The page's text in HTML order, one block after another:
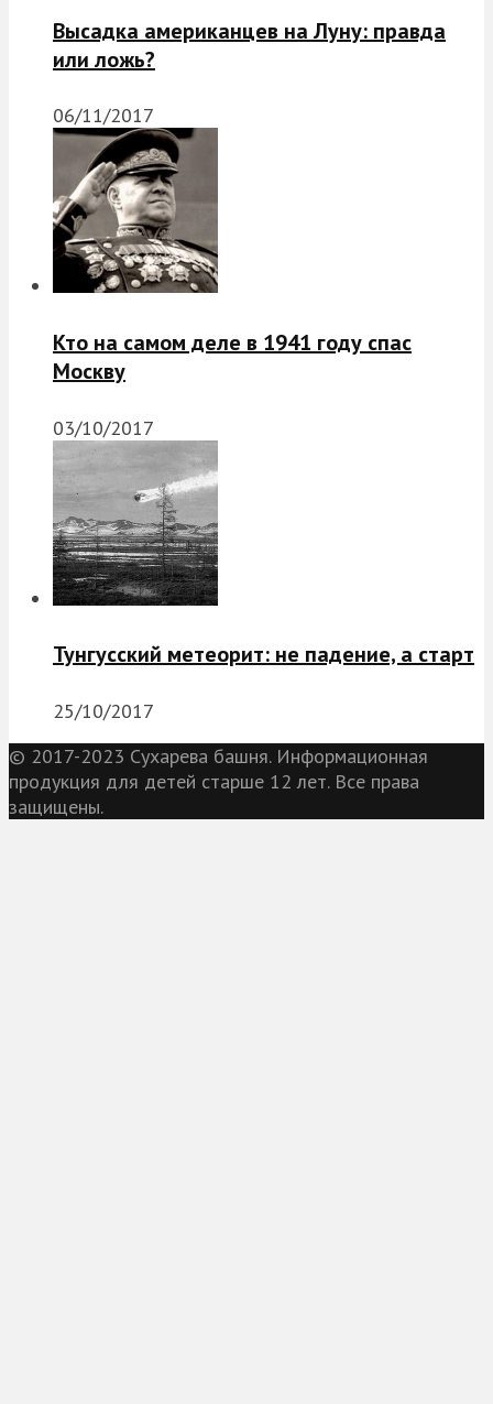
Высадка американцев на Луну: правда
или ложь?
06/11/2017
Кто на самом деле в 1941 году спас
Москву
03/10/2017
Тунгусский метеорит: не падение, а старт
25/10/2017
© 2017-2023 Сухарева башня. Информационная
продукция для детей старше 12 лет. Все права
защищены.